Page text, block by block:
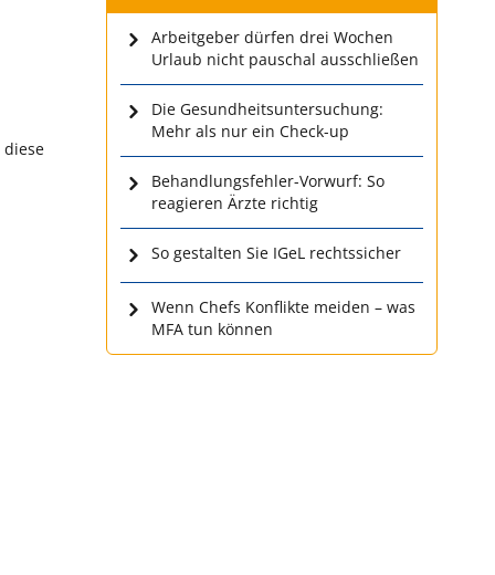
Arbeitgeber dürfen drei Wochen
Urlaub nicht pauschal ausschließen
Die Gesundheitsuntersuchung:
Mehr als nur ein Check-up
Behandlungsfehler-Vorwurf: So
reagieren Ärzte richtig
So gestalten Sie IGeL rechtssicher
Wenn Chefs Konflikte meiden – was
MFA tun können